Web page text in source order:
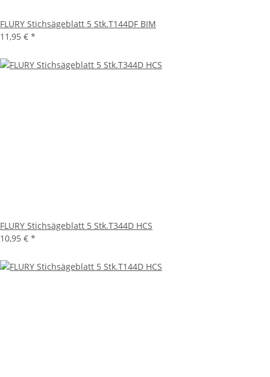
FLURY Stichsägeblatt 5 Stk.T144DF BIM
11,95 € *
FLURY Stichsägeblatt 5 Stk.T344D HCS
10,95 € *